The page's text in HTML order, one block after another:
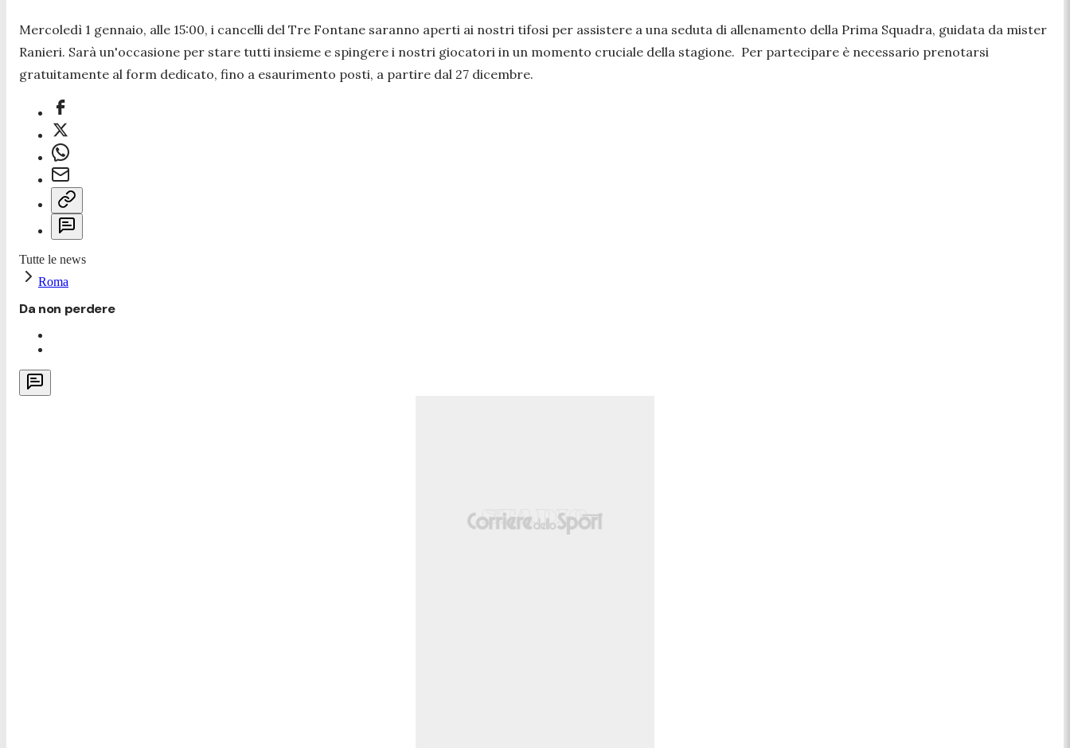
Mercoledì 1 gennaio, alle 15:00, i cancelli del Tre Fontane saranno aperti ai nostri tifosi per assistere a una seduta di allenamento della Prima Squadra, guidata da mister
Ranieri. Sarà un'occasione per stare tutti insieme e spingere i nostri giocatori in un momento cruciale della stagione. Per partecipare è necessario prenotarsi
gratuitamente al form dedicato, fino a esaurimento posti, a partire dal 27 dicembre.
Tutte le news
Roma
Da non perdere